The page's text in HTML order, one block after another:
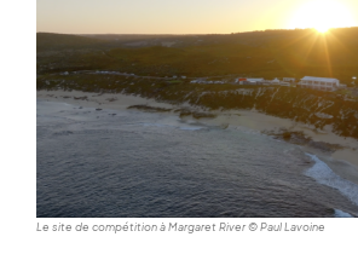
Le site de compétition à Margaret River © Paul Lavoine